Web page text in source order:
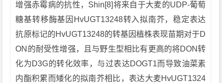
增强赤霉病的抗性，Shin[8]将来自于大麦的UDP-葡萄
糖基转移酶基因HvUGT13248转入拟南芥，稳定表达
抗原标记的HvUGT13248的转基因植株表现苗期对于D
ON的耐受性增强，且与野生型相比有更高的将DON转
化为D3G的转化效率，与过表达DOGT1而导致油菜素
内酯积累而矮化的拟南芥相比，表达大麦HvUGT1324